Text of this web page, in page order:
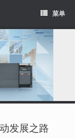
菜单
发展之路